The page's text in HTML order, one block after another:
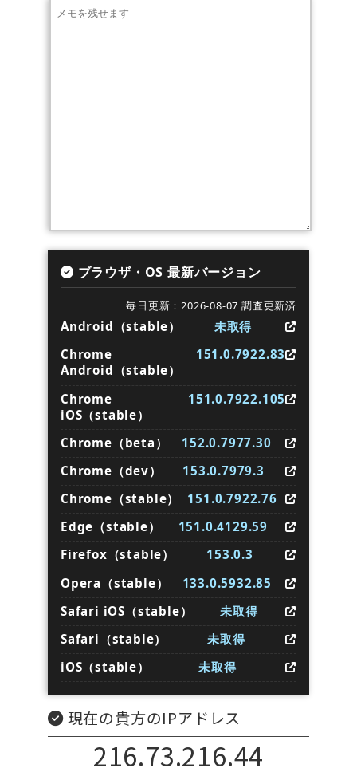
ブラウザ・OS 最新バージョン
毎日更新：2026-08-07 調査更新済
Android（stable）
未取得
Chrome
Android（stable）
151.0.7922.83
Chrome
iOS（stable）
151.0.7922.105
Chrome（beta）
152.0.7977.30
Chrome（dev）
153.0.7979.3
Chrome（stable）
151.0.7922.76
Edge（stable）
151.0.4129.59
Firefox（stable）
153.0.3
Opera（stable）
133.0.5932.85
Safari iOS（stable）
未取得
Safari（stable）
未取得
iOS（stable）
未取得
現在の貴方のIPアドレス
216.73.216.44